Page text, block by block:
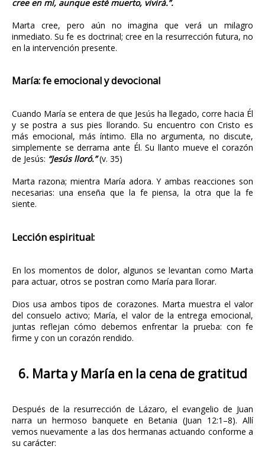
cree en mí, aunque esté muerto, vivirá.”.
Marta cree, pero aún no imagina que verá un milagro
inmediato. Su fe es doctrinal; cree en la resurrección futura, no
en la intervención presente.
María: fe emocional y devocional
Cuando María se entera de que Jesús ha llegado, corre hacia Él
y se postra a sus pies llorando. Su encuentro con Cristo es
más emocional, más íntimo. Ella no argumenta, no discute,
simplemente se derrama ante Él. Su llanto mueve el corazón
de Jesús: “Jesús lloró.”(v. 35)
Marta razona; mientra María adora. Y ambas reacciones son
necesarias: una enseña que la fe piensa, la otra que la fe
siente.
Lección espiritual:
En los momentos de dolor, algunos se levantan como Marta
para actuar, otros se postran como María para llorar.
Dios usa ambos tipos de corazones. Marta muestra el valor
del consuelo activo; María, el valor de la entrega emocional,
juntas reflejan cómo debemos enfrentar la prueba: con fe
firme y con un corazón rendido.
6. Marta y María en la cena de gratitud
Después de la resurrección de Lázaro, el evangelio de Juan
narra un hermoso banquete en Betania (Juan 12:1–8). Allí
vemos nuevamente a las dos hermanas actuando conforme a
su carácter: